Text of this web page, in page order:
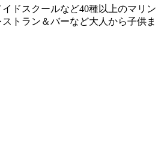
ドスクールなど40種以上のマリン
トラン＆バーなど大人から子供ま